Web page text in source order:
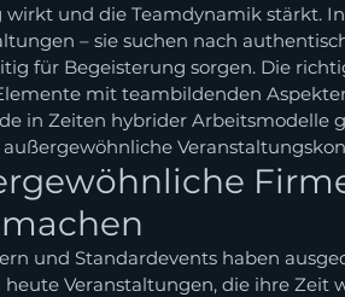
wirkt und die Teamdynamik stärkt.
– sie suchen nach
für Begeisterung sorgen. Die
mit teambildenden
in Zeiten hybrider Arbeitsmodelle
und Standardevents haben
Veranstaltungen, die ihre Zeit